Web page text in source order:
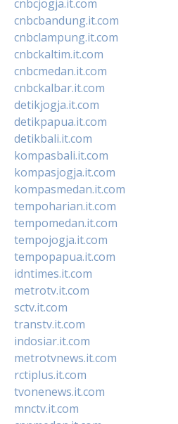
cnbcjogja.it.com
cnbcbandung.it.com
cnbclampung.it.com
cnbckaltim.it.com
cnbcmedan.it.com
cnbckalbar.it.com
detikjogja.it.com
detikpapua.it.com
detikbali.it.com
kompasbali.it.com
kompasjogja.it.com
kompasmedan.it.com
tempoharian.it.com
tempomedan.it.com
tempojogja.it.com
tempopapua.it.com
idntimes.it.com
metrotv.it.com
sctv.it.com
transtv.it.com
indosiar.it.com
metrotvnews.it.com
rctiplus.it.com
tvonenews.it.com
mnctv.it.com